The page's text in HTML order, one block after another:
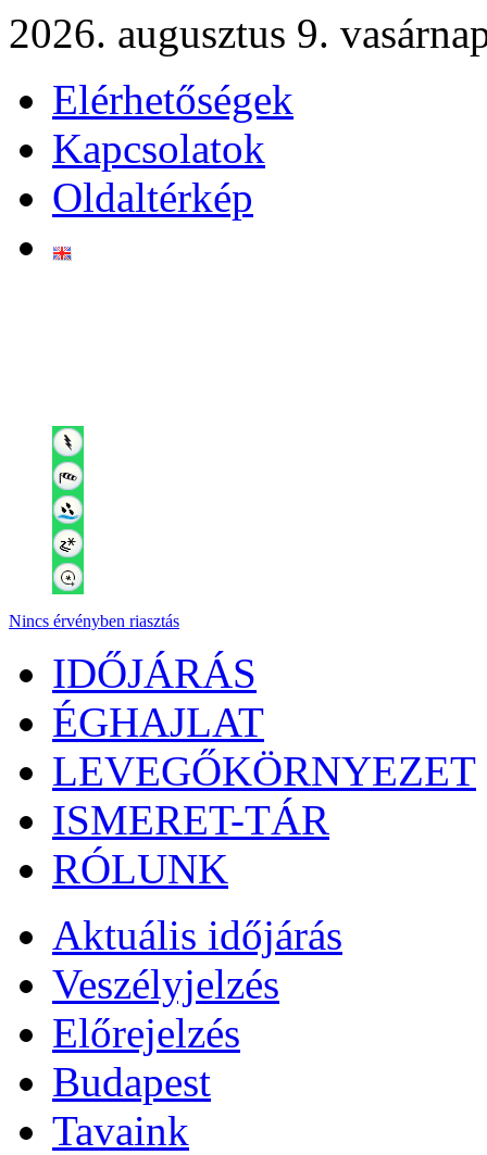
2026. augusztus 9.
Elérhetőségek
Kapcsolatok
Oldaltérkép
Nincs érvényben riasztás
IDŐJÁRÁS
ÉGHAJLAT
LEVEGŐKÖRNYEZET
ISMERET-TÁR
RÓLUNK
Aktuális időjárás
Veszélyjelzés
Előrejelzés
Budapest
Tavaink